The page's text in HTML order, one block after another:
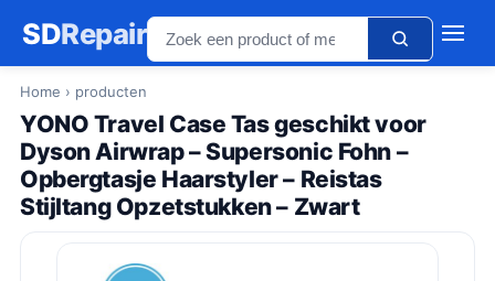
SDRepair
Home › producten
YONO Travel Case Tas geschikt voor
Dyson Airwrap – Supersonic Fohn –
Opbergtasje Haarstyler – Reistas
Stijltang Opzetstukken – Zwart